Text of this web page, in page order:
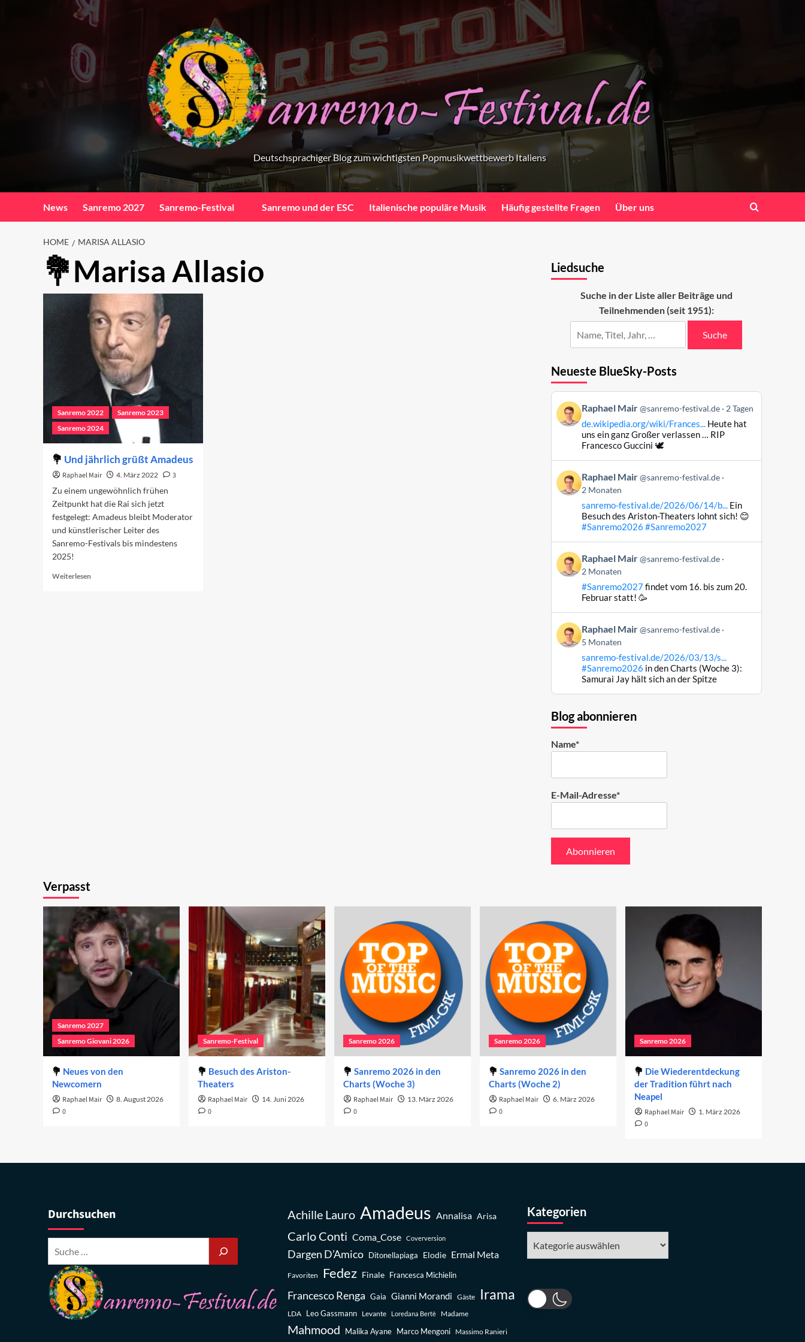
Deutschsprachiger Blog zum wichtigsten Popmusikwettbewerb Italiens
News Sanremo 2027 Sanremo-Festival Sanremo und der ESC Italienische populäre Musik Häufig gestellte Fragen Über uns
HOME MARISA ALLASIO
Marisa Allasio
Sanremo 2022
Sanremo 2023
Sanremo 2024
Und jährlich grüßt Amadeus
Raphael Mair 4. März 2022
3
Zu einem ungewöhnlich frühen
Zeitpunkt hat die Rai sich jetzt
festgelegt: Amadeus bleibt Moderator
und künstlerischer Leiter des
Sanremo-Festivals bis mindestens
2025!
Weiterlesen
Liedsuche
Suche in der Liste aller Beiträge und
Teilnehmenden (seit 1951):
Suche
Neueste BlueSky-Posts
Beitrag
von
Raphael
ansehen
Raphael Mair @sanremo-festival.de 2 Tagen
de.wikipedia.org/wiki/Frances...Heute hat
uns ein ganz Großer verlassen … RIP
Francesco Guccini 🕊️
Beitrag
von
Raphael
Raphael Mair @sanremo-festival.de
2 Monaten
sanremo-festival.de/2026/06/14/b...Ein
Besuch des Ariston-Theaters lohnt sich! 😊
#Sanremo2026 #Sanremo2027
Beitrag
von
Raphael
Bluesky
ansehen
Raphael Mair @sanremo-festival.de
2 Monaten
#Sanremo2027findet vom 16. bis zum 20.
Februar statt! 🥳
Beitrag
von
Raphael
Raphael Mair @sanremo-festival.de
5 Monaten
sanremo-festival.de/2026/03/13/s...
#Sanremo2026 in den Charts (Woche 3):
Samurai Jay hält sich an der Spitze
Blog abonnieren
Name*
E-Mail-Adresse*
Verpasst
Sanremo 2027
Sanremo Giovani 2026
Neues von den
Newcomern
Raphael Mair 8. August 2026
0
Sanremo-Festival
Besuch des Ariston-
Theaters
Raphael Mair 14. Juni 2026
0
Sanremo 2026
Sanremo 2026 in den
Charts (Woche 3)
Raphael Mair 13. März 2026
0
Sanremo 2026
Sanremo 2026 in den
Charts (Woche 2)
Raphael Mair 6. März 2026
0
Sanremo 2026
Die Wiederentdeckung
der Tradition führt nach
Neapel
Raphael Mair 1. März 2026
0
Durchsuchen Achille Lauro Amadeus Annalisa Arisa
Carlo Conti Coma_Cose Coverversion
Dargen D’Amico Ditonellapiaga Elodie Ermal Meta
Favoriten Fedez Finale Francesca Michielin
Francesco Renga Gaia Gianni Morandi Gäste Irama
LDA Leo Gassmann Levante Loredana Bertè Madame
Mahmood Malika Ayane Marco Mengoni Massimo Ranieri
Kategorien